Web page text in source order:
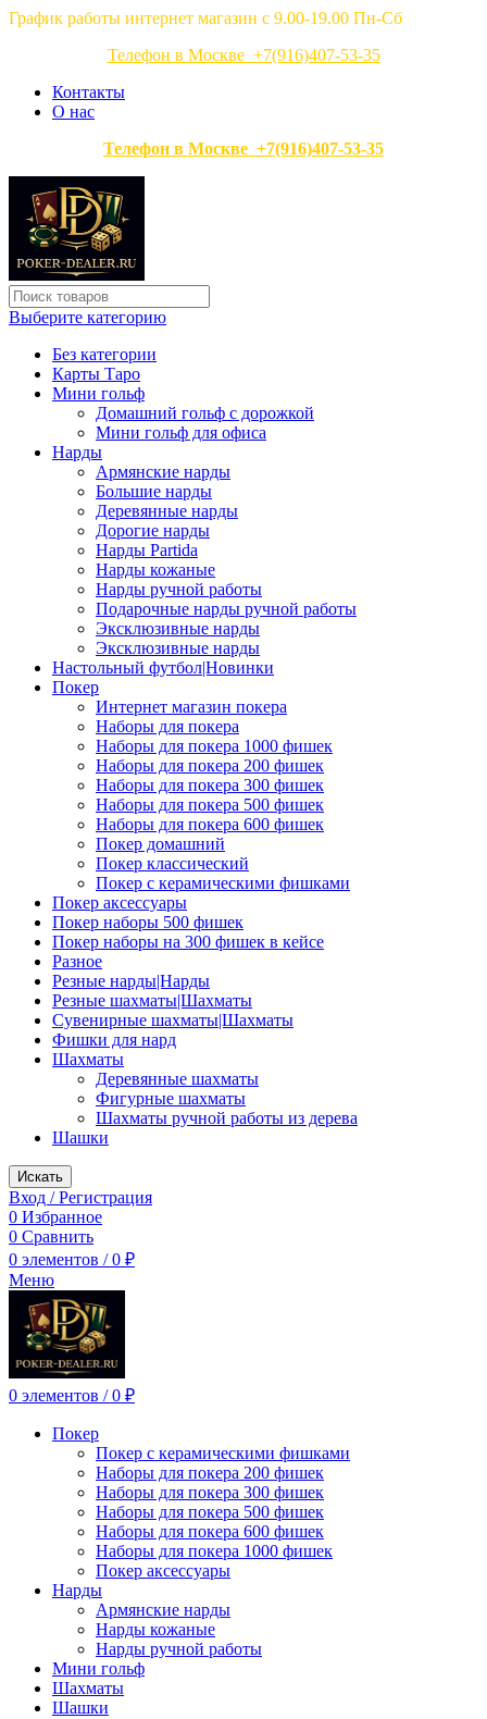
График работы интернет магазин с 9.00-19.00 Пн-Сб
Телефон в Москве +7(916)407-53-35
Контакты
О нас
Телефон в Москве +7(916)407-53-35
Выберите категорию
Без категории
Карты Таро
Мини гольф
Домашний гольф с дорожкой
Мини гольф для офиса
Нарды
Армянские нарды
Большие нарды
Деревянные нарды
Дорогие нарды
Нарды Partida
Нарды кожаные
Нарды ручной работы
Подарочные нарды ручной работы
Эксклюзивные нарды
Эксклюзивные нарды
Настольный футбол|Новинки
Покер
Интернет магазин покера
Наборы для покера
Наборы для покера 1000 фишек
Наборы для покера 200 фишек
Наборы для покера 300 фишек
Наборы для покера 500 фишек
Наборы для покера 600 фишек
Покер домашний
Покер классический
Покер с керамическими фишками
Покер аксессуары
Покер наборы 500 фишек
Покер наборы на 300 фишек в кейсе
Разное
Резные нарды|Нарды
Резные шахматы|Шахматы
Сувенирные шахматы|Шахматы
Фишки для нард
Шахматы
Деревянные шахматы
Фигурные шахматы
Шахматы ручной работы из дерева
Шашки
Искать
Вход / Регистрация
0 Избранное
0 Сравнить
0 элементов / 0 ₽
Меню
0 элементов / 0 ₽
Покер
Покер с керамическими фишками
Наборы для покера 200 фишек
Наборы для покера 300 фишек
Наборы для покера 500 фишек
Наборы для покера 600 фишек
Наборы для покера 1000 фишек
Покер аксессуары
Нарды
Армянские нарды
Нарды кожаные
Нарды ручной работы
Мини гольф
Шахматы
Шашки